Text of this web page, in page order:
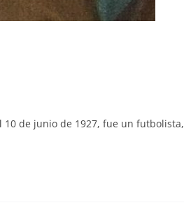
10 de junio de 1927, fue un futbolista,